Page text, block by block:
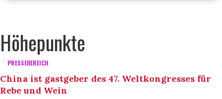
Höhepunkte
PRESSEBEREICH
China ist gastgeber des 47. Weltkongresses für
Rebe und Wein